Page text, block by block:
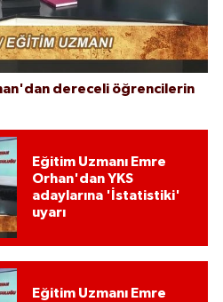
dereceli öğrencilerin
Eğitim Uzmanı Emre
Orhan'dan YKS
adaylarına 'İstatistiki'
uyarı
Eğitim Uzmanı Emre